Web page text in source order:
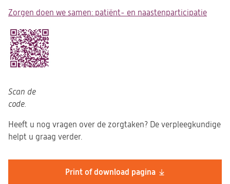
Print of download pagina
Zorgen doen we samen: patiënt- en naastenparticipatie
Scan de
code.
Heeft u nog vragen over de zorgtaken? De verpleegkundige
helpt u graag verder.